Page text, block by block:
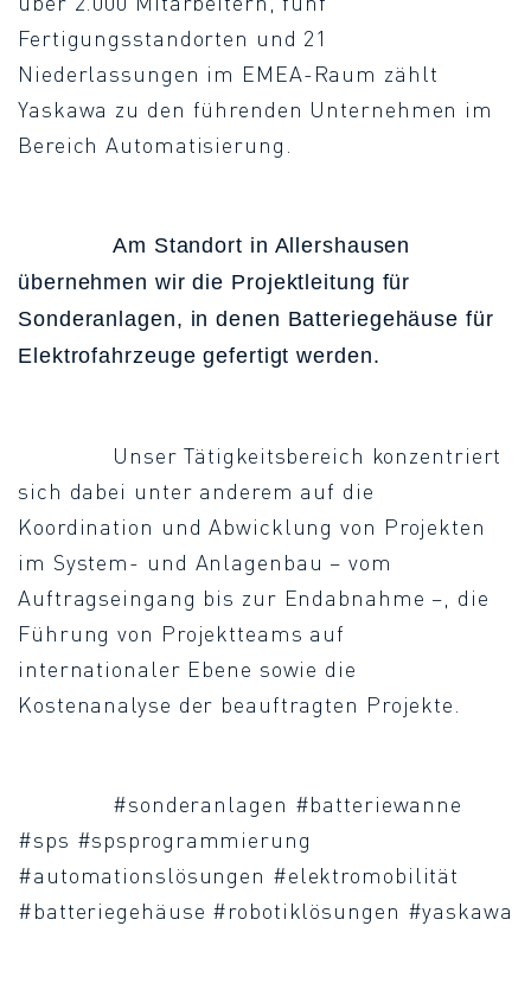
Fertigungsstandorten und 21
Niederlassungen im EMEA-Raum zählt
Yaskawa zu den führenden Unternehmen im
Bereich Automatisierung.
Am Standort in Allershausen
übernehmen wir die Projektleitung für
Sonderanlagen, in denen Batteriegehäuse für
Elektrofahrzeuge gefertigt werden.
Unser Tätigkeitsbereich konzentriert
sich dabei unter anderem auf die
Koordination und Abwicklung von Projekten
im System- und Anlagenbau – vom
Auftragseingang bis zur Endabnahme –, die
Führung von Projektteams auf
internationaler Ebene sowie die
Kostenanalyse der beauftragten Projekte.
#sonderanlagen #batteriewanne
#sps #spsprogrammierung
#automationslösungen #elektromobilität
#batteriegehäuse #robotiklösungen #yaskawa